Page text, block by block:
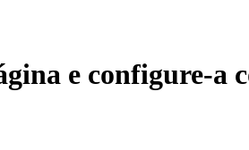
e configure-a